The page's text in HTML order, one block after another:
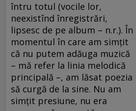
întru totul (vocile lor,
neexistînd înregistrări,
lipsesc de pe album – n.r.). În
momentul în care am simțit
că nu putem adăuga muzică
– mă refer la linia melodică
principală –, am lăsat poezia
să curgă de la sine. Nu am
simțit presiune, nu era